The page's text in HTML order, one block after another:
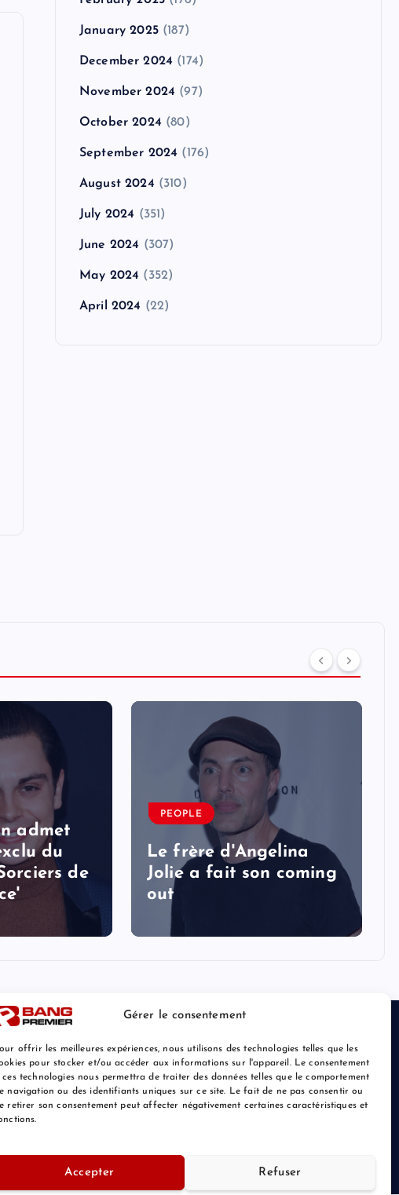
Gérer le consentement
offrir les meilleures expériences, nous utilisons des technologies telles que les
pour stocker et/ou accéder aux informations sur l'appareil. Le consentement
ces technologies nous permettra de traiter des données telles que le comportement
navigation ou des identifiants uniques sur ce site. Le fait de ne pas consentir ou
retirer son consentement peut affecter négativement certaines caractéristiques et
Accepter Refuser
January 2025(187)
December 2024 (174)
November 2024 (97)
October 2024 (80)
September 2024 (176)
August 2024 (310)
July 2024 (351)
June 2024 (307)
May 2024 (352)
April 2024 (22)
admet
du
de
PEOPLE
Le frère d'Angelina
Jolie a fait son coming
out